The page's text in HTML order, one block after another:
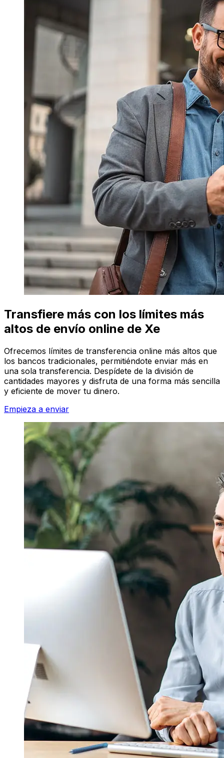
Transfiere más con los límites más
altos de envío online de Xe
Ofrecemos límites de transferencia online más altos que
los bancos tradicionales, permitiéndote enviar más en
una sola transferencia. Despídete de la división de
cantidades mayores y disfruta de una forma más sencilla
y eficiente de mover tu dinero.
Empieza a enviar